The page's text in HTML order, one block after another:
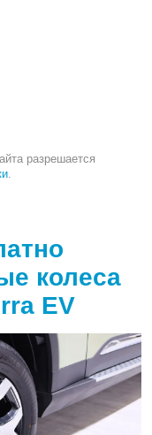
разрешается
.
колеса
EV